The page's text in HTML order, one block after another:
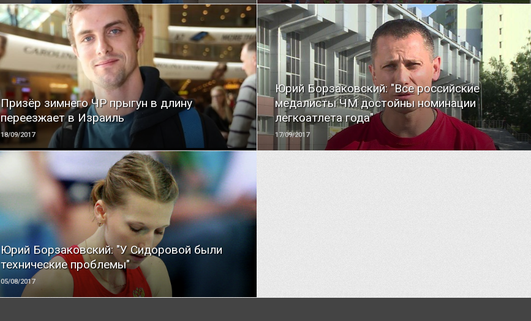
Призёр зимнего ЧР прыгун в длину
переезжает в Израиль
18/09/2017
ЧИТАТЬ
Юрий Борзаковский: "Все российские
медалисты ЧМ достойны номинации
легкоатлета года"
17/09/2017
ЧИТАТЬ
Юрий Борзаковский: "У Сидоровой были
технические проблемы"
05/08/2017
ЧИТАТЬ